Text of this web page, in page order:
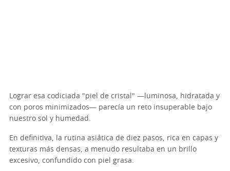
Lograr esa codiciada "piel de cristal" —luminosa, hidratada y
con poros minimizados— parecía un reto insuperable bajo
nuestro sol y humedad.
En definitiva, la rutina asiática de diez pasos, rica en capas y
texturas más densas, a menudo resultaba en un brillo
excesivo, confundido con piel grasa.